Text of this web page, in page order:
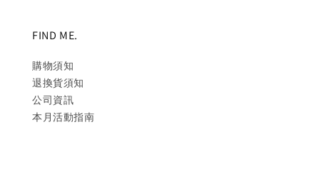
FIND ME.
購物須知
退換貨須知
公司資訊
本月活動指南